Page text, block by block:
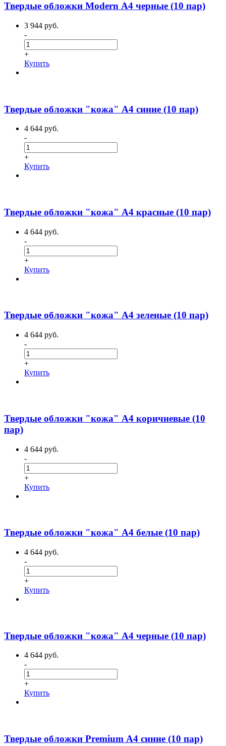
Твердые обложки Modern А4 черные (10 пар)
3 944 руб.
-
+
Купить
Твердые обложки "кожа" А4 синие (10 пар)
4 644 руб.
-
+
Купить
Твердые обложки "кожа" А4 красные (10 пар)
4 644 руб.
-
+
Купить
Твердые обложки "кожа" А4 зеленые (10 пар)
4 644 руб.
-
+
Купить
Твердые обложки "кожа" А4 коричневые (10
пар)
4 644 руб.
-
+
Купить
Твердые обложки "кожа" А4 белые (10 пар)
4 644 руб.
-
+
Купить
Твердые обложки "кожа" А4 черные (10 пар)
4 644 руб.
-
+
Купить
Твердые обложки Premium А4 синие (10 пар)